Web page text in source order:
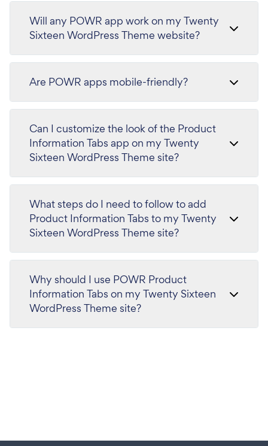
Will any POWR app work on my Twenty
Sixteen WordPress Theme website?
Are POWR apps mobile-friendly?
Can I customize the look of the Product
Information Tabs app on my Twenty
Sixteen WordPress Theme site?
What steps do I need to follow to add
Product Information Tabs to my Twenty
Sixteen WordPress Theme site?
Why should I use POWR Product
Information Tabs on my Twenty Sixteen
WordPress Theme site?